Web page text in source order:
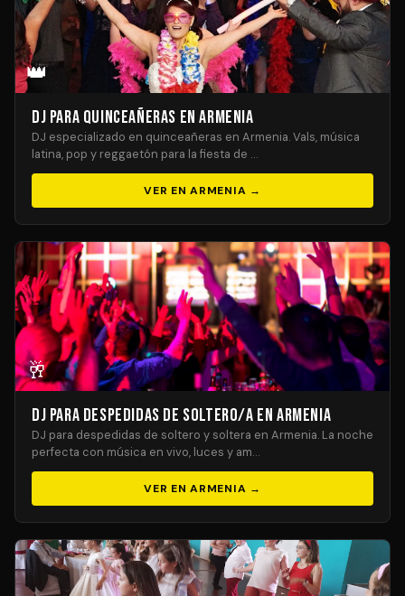
👑
DJ para Quinceañeras en Armenia
DJ especializado en quinceañeras en Armenia. Vals, música
latina, pop y reggaetón para la fiesta de …
VER EN ARMENIA →
🥂
DJ para Despedidas de Soltero/a en Armenia
DJ para despedidas de soltero y soltera en Armenia. La noche
perfecta con música en vivo, luces y am…
VER EN ARMENIA →